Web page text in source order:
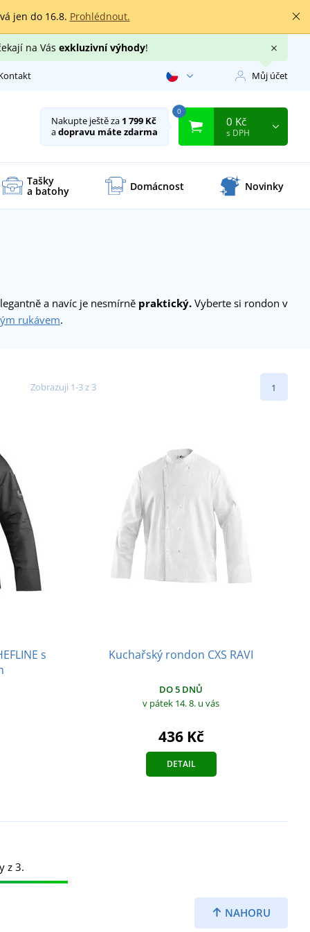
jen do 16.8. Prohlédnout.
na Vás exkluzivní výhody!
Můj účet
Nakupte ještě za 1 799 Kč
adopravu máte zdarma
0
0 Kč
s DPH
Tašky
a batohy Domácnost Novinky
a navíc je nesmírně praktický. Vyberte si rondon v
rukávem.
Zobrazuji 1-3 z 3 1
s
Kuchařský rondon CXS RAVI
DO 5 DNŮ
v pátek 14. 8. u vás
436 Kč
DETAIL
NAHORU
z 3.